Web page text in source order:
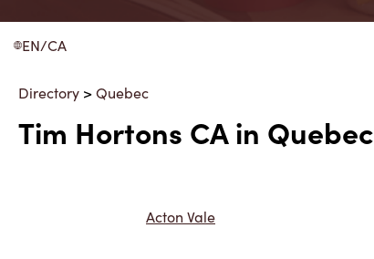
EN/CA
Directory >Quebec
Tim Hortons CA in Quebec
Acton Vale